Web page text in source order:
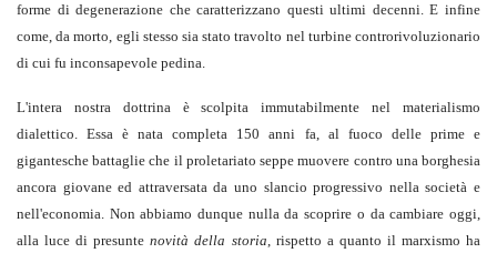
forme di degenerazione che caratterizzano questi ultimi decenni. E infine
come, da morto, egli stesso sia stato travolto nel turbine controrivoluzionario
di cui fu inconsapevole pedina.
L'intera nostra dottrina è scolpita immutabilmente nel materialismo
dialettico. Essa è nata completa 150 anni fa, al fuoco delle prime e
gigantesche battaglie che il proletariato seppe muovere contro una borghesia
ancora giovane ed attraversata da uno slancio progressivo nella società e
nell'economia. Non abbiamo dunque nulla da scoprire o da cambiare oggi,
alla luce di presuntenovità della storia, rispetto a quanto il marxismo ha